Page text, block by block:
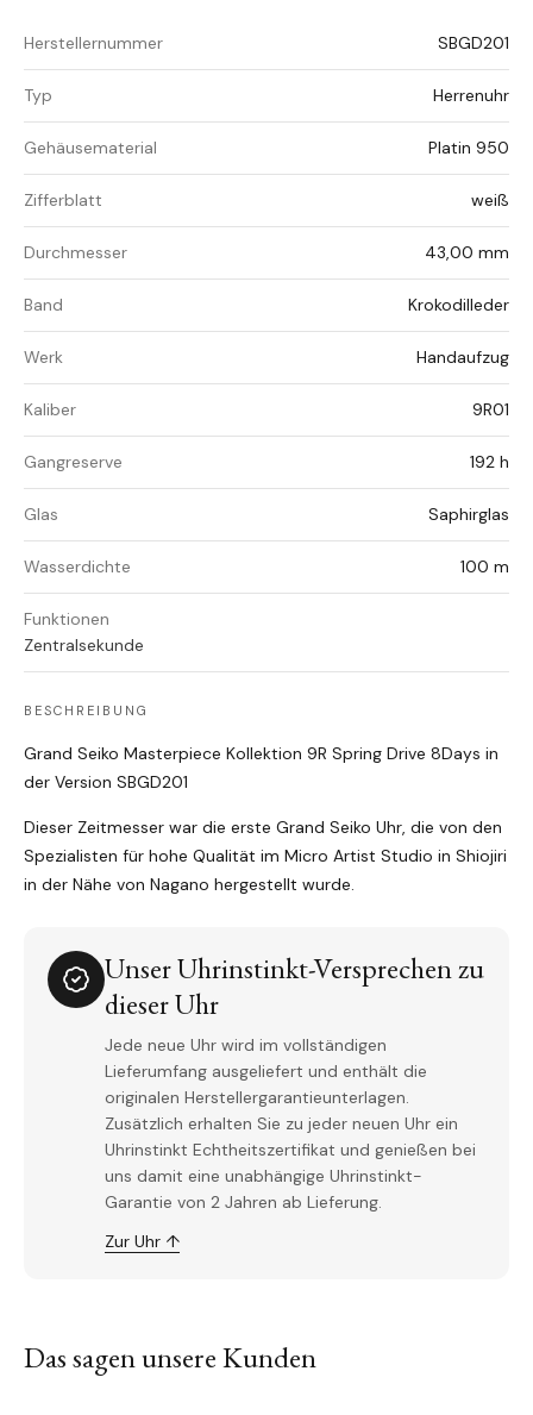
Herstellernummer SBGD201
Typ Herrenuhr
Gehäusematerial Platin 950
Zifferblatt weiß
Durchmesser 43,00 mm
Band Krokodilleder
Werk Handaufzug
Kaliber 9R01
Gangreserve 192 h
Glas Saphirglas
Wasserdichte 100 m
Funktionen
Zentralsekunde
BESCHREIBUNG
Grand Seiko Masterpiece Kollektion 9R Spring Drive 8Days in
der Version SBGD201
Dieser Zeitmesser war die erste Grand Seiko Uhr, die von den
Spezialisten für hohe Qualität im Micro Artist Studio in Shiojiri
in der Nähe von Nagano hergestellt wurde.
Unser Uhrinstinkt-Versprechen zu
dieser Uhr
Jede neue Uhr wird im vollständigen
Lieferumfang ausgeliefert und enthält die
originalen Herstellergarantieunterlagen.
Zusätzlich erhalten Sie zu jeder neuen Uhr ein
Uhrinstinkt Echtheitszertifikat und genießen bei
uns damit eine unabhängige Uhrinstinkt-
Garantie von 2 Jahren ab Lieferung.
Zur Uhr ↑
Das sagen unsere Kunden